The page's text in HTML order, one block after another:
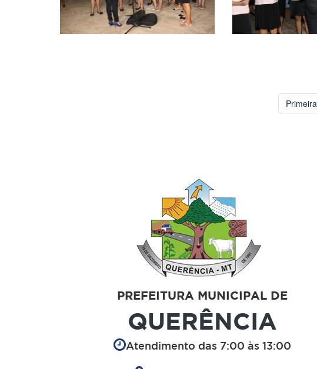
Primeira
PREFEITURA MUNICIPAL DE
QUERÊNCIA
Atendimento das 7:00 às 13:00